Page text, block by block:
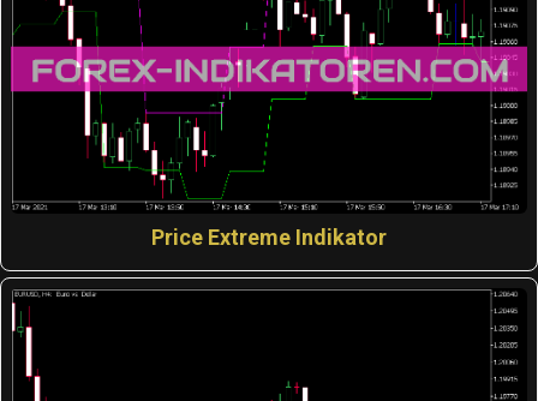
Price Extreme Indikator